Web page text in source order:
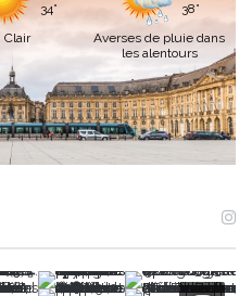
34°
Clair
38°
Averses de pluie dans
les alentours